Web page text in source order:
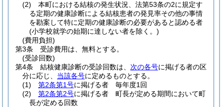
(2)
本町における結核の発生状況、法第53条の2に規定す
る定期の健康診断による結核患者の発見率その他の事情
を勘案して特に定期の健康診断の必要があると認める者
(小学校就学の始期に達しない者を除く。)
(費用負担)
第3条
受診費用は、無料とする。
(受診回数)
第4条
結核健康診断の受診回数は、 次の各号に掲げる者の区
分に応じ、 当該各号に定めるものとする。
(1)
第2条第1号に掲げる者 毎年度1回
(2)
第2条第2号に掲げる者 町長が定める期間において町
長が定める回数